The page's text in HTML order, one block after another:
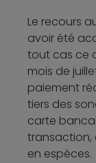
Le recours
avoir été
tout cas ce
mois de
paiement
tiers des
carte
transaction,
en espèces.